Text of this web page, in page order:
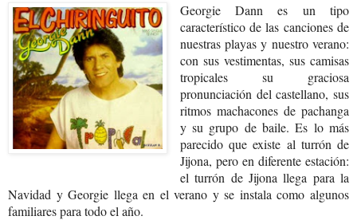
Georgie Dann es un tipo
característico de las canciones de
nuestras playas y nuestro verano:
con sus vestimentas, sus camisas
tropicales su graciosa
pronunciación del castellano, sus
ritmos machacones de pachanga
y su grupo de baile. Es lo más
parecido que existe al turrón de
Jijona, pero en diferente estación:
el turrón de Jijona llega para la
Navidad y Georgie llega en el verano y se instala como algunos
familiares para todo el año.